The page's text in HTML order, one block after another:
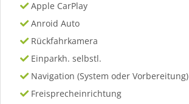
Apple CarPlay
Anroid Auto
Rückfahrkamera
Einparkh. selbstl.
Navigation (System oder Vorbereitung)
Freisprecheinrichtung